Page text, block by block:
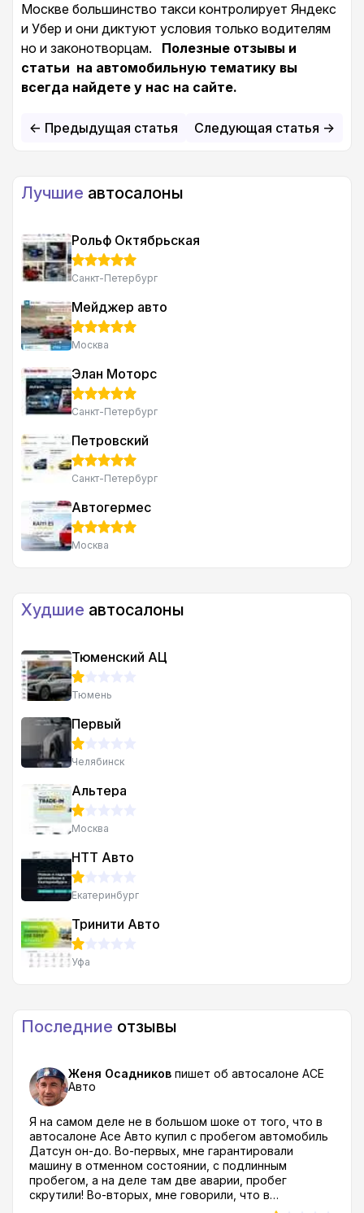
Москве большинство такси контролирует Яндекс
и Убер и они диктуют условия только водителям
но и законотворцам. Полезные отзывы и
статьи на автомобильную тематику вы
всегда найдете у нас на сайте.
<- Предыдущая статья Следующая статья ->
Лучшие автосалоны
Рольф Октябрьская
Санкт-Петербург
Мейджер авто
Москва
Элан Моторс
Санкт-Петербург
Петровский
Санкт-Петербург
Автогермес
Москва
Худшие автосалоны
Тюменский АЦ
Тюмень
Первый
Челябинск
Альтера
Москва
НТТ Авто
Екатеринбург
Тринити Авто
Уфа
Последние отзывы
Женя Осадников пишет об автосалоне АСЕ
Авто
Я на самом деле не в большом шоке от того, что в
автосалоне Асе Авто купил с пробегом автомобиль
Датсун он-до. Во-первых, мне гарантировали
машину в отменном состоянии, с подлинным
пробегом, а на деле там две аварии, пробег
скрутили! Во-вторых, мне говорили, что в
документах один собственник, обманули, их было